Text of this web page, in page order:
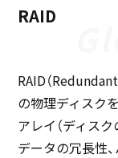
RAID
RAID（
の物理ディスク
アレイ（ディス
データの冗長性